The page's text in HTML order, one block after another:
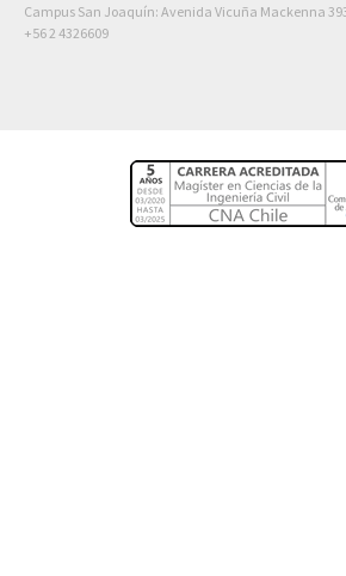
Campus San Joaquín: Avenida Vicuña Mackenna
+56 2 4326609